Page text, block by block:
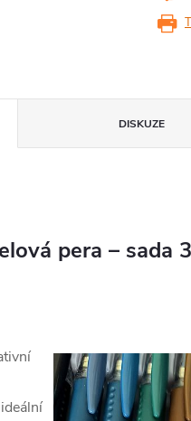
DISKUZE
pera – sada